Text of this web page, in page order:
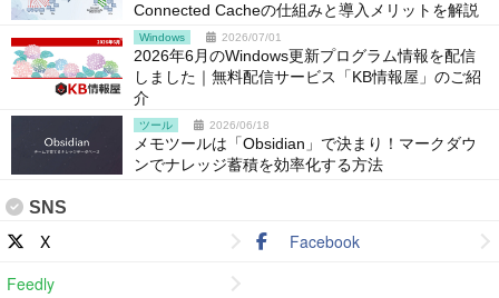
Connected Cacheの仕組みと導入メリットを解説
Windows 2026/07/01
2026年6月のWindows更新プログラム情報を配信
しました｜無料配信サービス「KB情報屋」のご紹
介
ツール 2026/06/18
メモツールは「Obsidian」で決まり！マークダウ
ンでナレッジ蓄積を効率化する方法
SNS
X
Facebook
Feedly